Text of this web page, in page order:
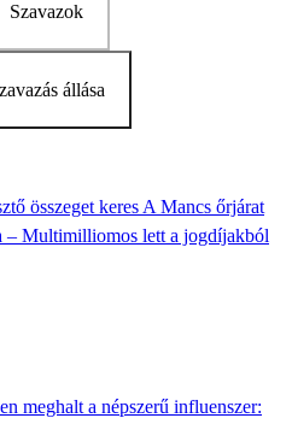
Szavazok
állása
összeget keres A Mancs őrjárat
– Multimilliomos lett a jogdíjakból
meghalt a népszerű influenszer: